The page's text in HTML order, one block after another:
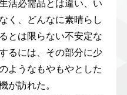
活必需品とは違い、い
く、どんなに素晴らし
とは限らない不安定な
るには、その部分に少
ようなもやもやとした
が訪れた。